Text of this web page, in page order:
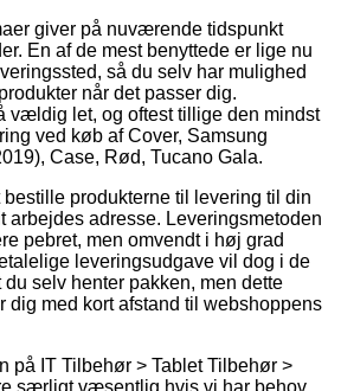
giver på nuværende tidspunkt
En af de mest benyttede er lige nu
så du selv har mulighed
når det passer dig.
vældig let, og oftest tillige den mindst
ved køb af Cover, Samsung
Case, Rød, Tucano Gala.
produkterne til levering til din
arbejdes adresse. Leveringsmetoden
pebret, men omvendt i høj grad
leveringsudgave vil dog i de
selv henter pakken, men dette
dig med kort afstand til webshoppens
på IT Tilbehør > Tablet Tilbehør >
særligt væsentlig hvis vi har behov